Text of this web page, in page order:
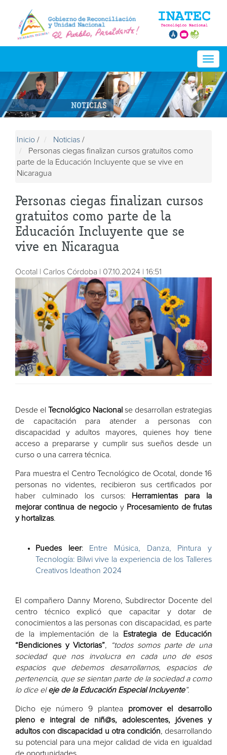
NOTICIAS
Inicio / Noticias /
Personas ciegas finalizan cursos gratuitos como
parte de la Educación Incluyente que se vive en
Nicaragua
Personas ciegas finalizan cursos
gratuitos como parte de la
Educación Incluyente que se
vive en Nicaragua
Ocotal | Carlos Córdoba | 07.10.2024 | 16:51
Desde elTecnológico Nacional se desarrollan estrategias
de capacitación para atender a personas con
discapacidad y adultos mayores, quienes hoy tiene
acceso a prepararse y cumplir sus sueños desde un
curso o una carrera técnica.
Para muestra el Centro Tecnológico de Ocotal, donde 16
personas no videntes, recibieron sus certificados por
haber culminado los cursos:
Herramientas para la
mejorar continua de negocio yProcesamiento de frutas
y hortalizas.
Puedes leer:
Entre Música, Danza, Pintura y
Tecnología: Bilwi vive la experiencia de los Talleres
Creativos Ideathon 2024
El compañero Danny Moreno, Subdirector Docente del
centro técnico explicó que capacitar y dotar de
conocimientos a las personas con discapacidad, es parte
de la implementación de la Estrategia de Educación
“Bendiciones y Victorias”,
“todos somos parte de una
sociedad que nos involucra en cada uno de esos
espacios que debemos desarrollarnos, espacios de
pertenencia, que se sientan parte de la sociedad a como
lo dice eleje de la Educación Especial Incluyente”.
Dicho eje número 9 plantea promover el desarrollo
pleno e integral de niñ@s, adolescentes, jóvenes y
adultos con discapacidad u otra condición, desarrollando
su potencial para una mejor calidad de vida en igualdad